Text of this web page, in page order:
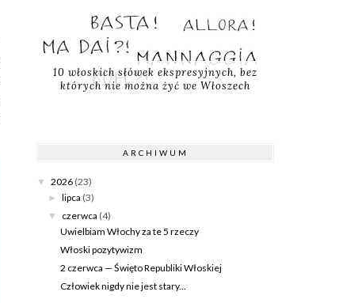
10 włoskich słówek ekspresyjnych, bez
których nie można żyć we Włoszech
ARCHIWUM
▼ 2026 (23)
► lipca (3)
▼ czerwca (4)
Uwielbiam Włochy za te 5 rzeczy
Włoski pozytywizm
2 czerwca — Święto Republiki Włoskiej
Człowiek nigdy nie jest stary...